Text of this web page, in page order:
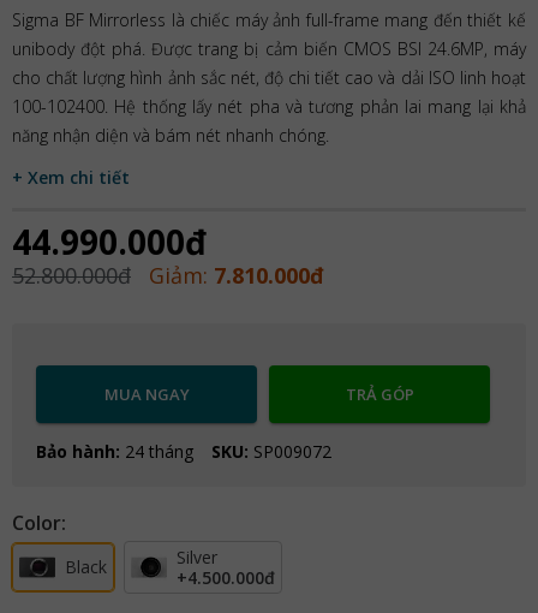
Sigma BF Mirrorless là chiếc máy ảnh full-frame mang đến thiết kế
unibody đột phá. Được trang bị cảm biến CMOS BSI 24.6MP, máy
cho chất lượng hình ảnh sắc nét, độ chi tiết cao và dải ISO linh hoạt
100-102400. Hệ thống lấy nét pha và tương phản lai mang lại khả
năng nhận diện và bám nét nhanh chóng.
+ Xem chi tiết
44.990.000đ
52.800.000đ Giảm: 7.810.000đ
MUA NGAY TRẢ GÓP
Bảo hành: 24 tháng SKU: SP009072
Color:
Black
Silver
+4.500.000đ